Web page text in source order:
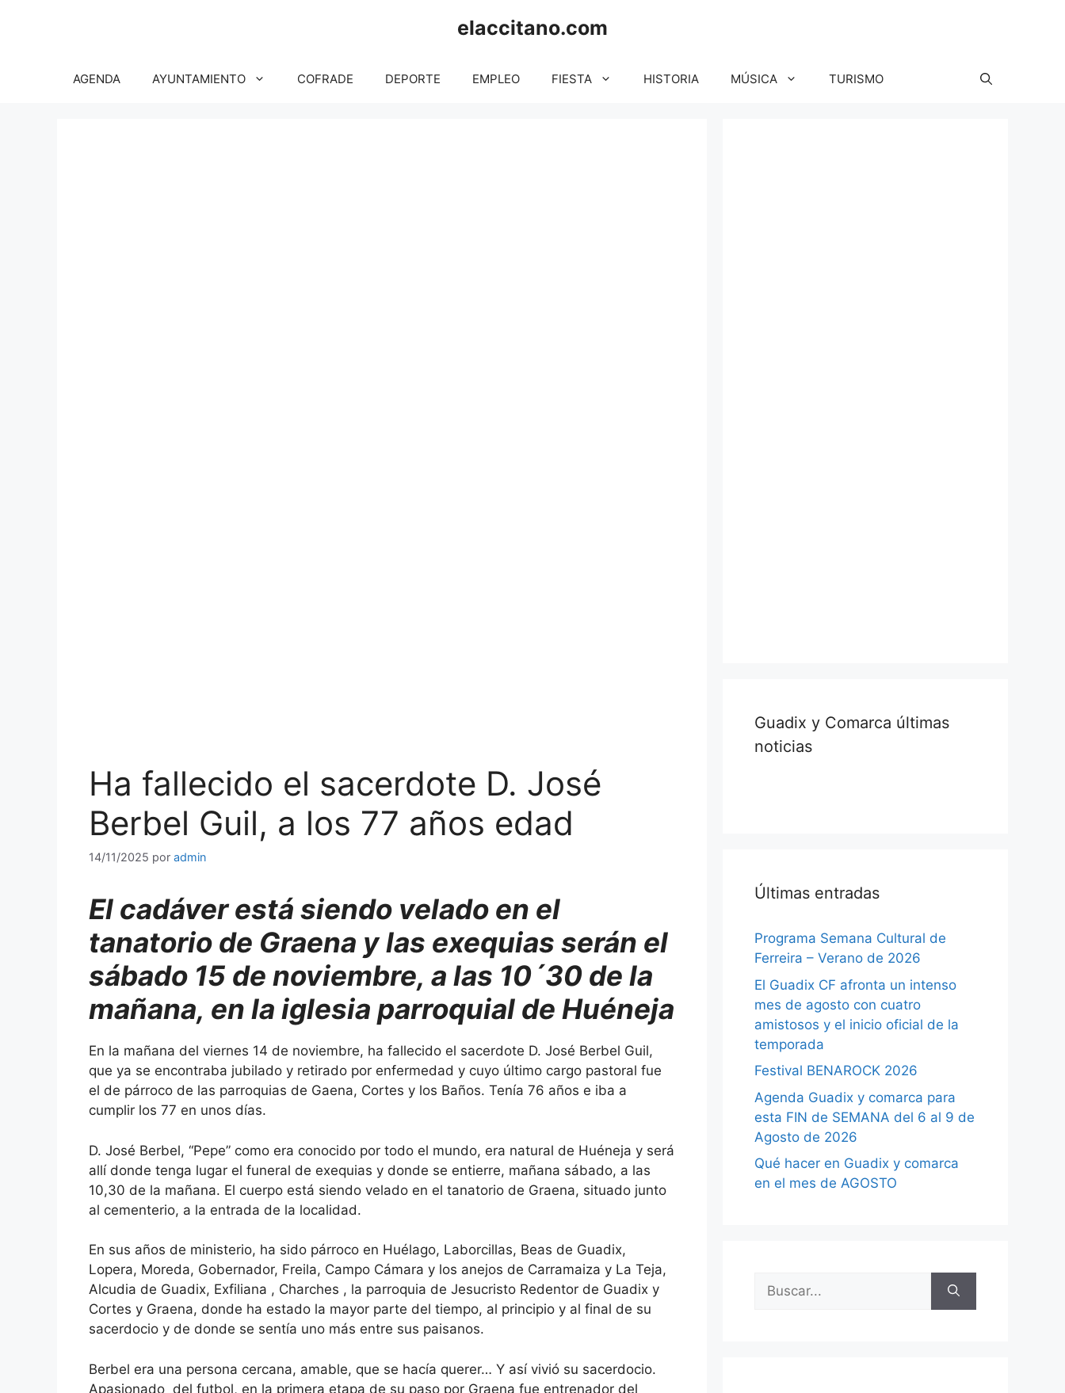
elaccitano.com
AGENDA AYUNTAMIENTO COFRADE DEPORTE EMPLEO FIESTA HISTORIA MÚSICA TURISMO
Ha fallecido el sacerdote D. José
Berbel Guil, a los 77 años edad
14/11/2025 por admin
El cadáver está siendo velado en el
tanatorio de Graena y las exequias serán el
sábado 15 de noviembre, a las 10´30 de la
mañana, en la iglesia parroquial de Huéneja
En la mañana del viernes 14 de noviembre, ha fallecido el sacerdote D. José Berbel Guil,
que ya se encontraba jubilado y retirado por enfermedad y cuyo último cargo pastoral fue
el de párroco de las parroquias de Gaena, Cortes y los Baños. Tenía 76 años e iba a
cumplir los 77 en unos días.
D. José Berbel, “Pepe” como era conocido por todo el mundo, era natural de Huéneja y será
allí donde tenga lugar el funeral de exequias y donde se entierre, mañana sábado, a las
10,30 de la mañana. El cuerpo está siendo velado en el tanatorio de Graena, situado junto
al cementerio, a la entrada de la localidad.
En sus años de ministerio, ha sido párroco en Huélago, Laborcillas, Beas de Guadix,
Lopera, Moreda, Gobernador, Freila, Campo Cámara y los anejos de Carramaiza y La Teja,
Alcudia de Guadix, Exfiliana , Charches , la parroquia de Jesucristo Redentor de Guadix y
Cortes y Graena, donde ha estado la mayor parte del tiempo, al principio y al final de su
sacerdocio y de donde se sentía uno más entre sus paisanos.
Berbel era una persona cercana, amable, que se hacía querer… Y así vivió su sacerdocio.
Apasionado del futbol, en la primera etapa de su paso por Graena fue entrenador del
Guadix y Comarca últimas
noticias
Últimas entradas
Programa Semana Cultural de
Ferreira – Verano de 2026
El Guadix CF afronta un intenso
mes de agosto con cuatro
amistosos y el inicio oficial de la
temporada
Festival BENAROCK 2026
Agenda Guadix y comarca para
esta FIN de SEMANA del 6 al 9 de
Agosto de 2026
Qué hacer en Guadix y comarca
en el mes de AGOSTO
Buscar: